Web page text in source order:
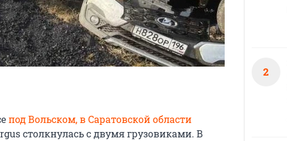
под Вольском, в Саратовской области
столкнулась с двумя грузовиками. В
2